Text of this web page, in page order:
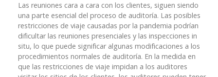
Las reuniones cara a cara con los clientes, siguen siendo
una parte esencial del proceso de auditoría. Las posibles
restricciones de viaje causadas por la pandemia podrían
dificultar las reuniones presenciales y las inspecciones in
situ, lo que puede significar algunas modificaciones a los
procedimientos normales de auditoría. En la medida en
que las restricciones de viaje impidan a los auditores